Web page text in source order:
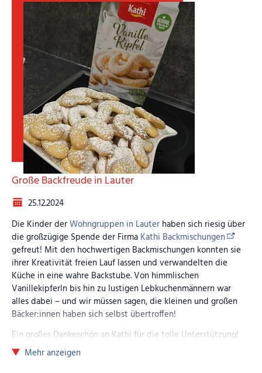
auch die Bedürfnisse der Menschen, mit denen wir arbeiten,
in den Blick nimmt. Es ist ein Aufruf zur Dankbarkeit, zur
Offenheit für Neues und zur Bereitschaft, in Gemeinschaft zu
wachsen und zu lernen. So bereichert unsere Arbeit nicht nur
die Menschen, denen wir helfen, sondern auch uns selbst.
Große Backfreude in Lauter
25.12.2024
Die Kinder derWohngruppen in Lauterhaben sich riesig über
die großzügige Spende der Firma Kathi Backmischungen
gefreut! Mit den hochwertigen Backmischungen konnten sie
ihrer Kreativität freien Lauf lassen und verwandelten die
Küche in eine wahre Backstube. Von himmlischen
Vanillekipferln bis hin zu lustigen Lebkuchenmännern war
alles dabei – und wir müssen sagen, die kleinen und großen
Bäcker:innen haben sich selbst übertroffen!
Ein großes Dankeschön an Kathi für die tolle Unterstützung!
Bilder (Anklicken zum Vergrößern)
Mehr anzeigen